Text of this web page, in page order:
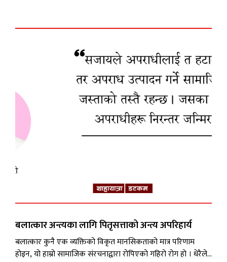
पाठक
कला
विविध
बलात्कार अन्त्यका लागि पितृसत्ताको अन्त्य अपरिहार्य
बलात्कार कुनै एक व्यक्तिको विकृत मानसिकताको मात्र परिणाम
होइन, यो हाम्रो सामाजिक संरचनाद्वारा रोपिएको गहिरो रोग हो । धेरैले